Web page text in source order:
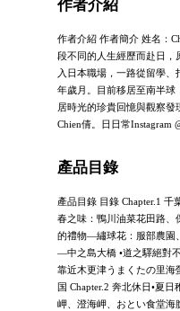
作者介紹
作者介紹 作者簡介 姓名：
段不同的人生經歷而赴日，
入日本職場，一路從留學
年歲月。目前移居至南半球
居時光的珍貴回憶與觀察發
Chien倩。日日常Instagram
產品目錄
產品目錄 目錄 Chapter.1 千
春之味：鴨川油菜花田路、
的禮物—繡球花：服部農園
—中之島大橋 •道之驛絕對
靠近木更津うまくたの里海
国 Chapter.2 奔北休日•夏
岬、澄海岬、おとい食堂海